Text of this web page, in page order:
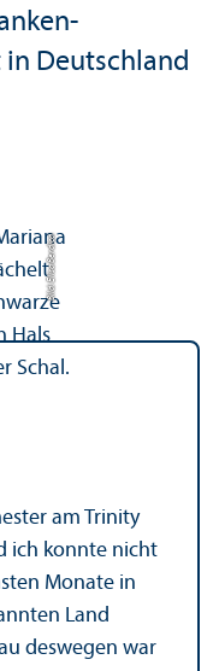
Deutschland
Bild: Elisa Berdica
am Trinity
ich konnte nicht
Monate in
Land
deswegen war